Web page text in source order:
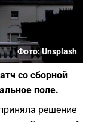
Фото: Unsplash
со сборной
поле.
решение